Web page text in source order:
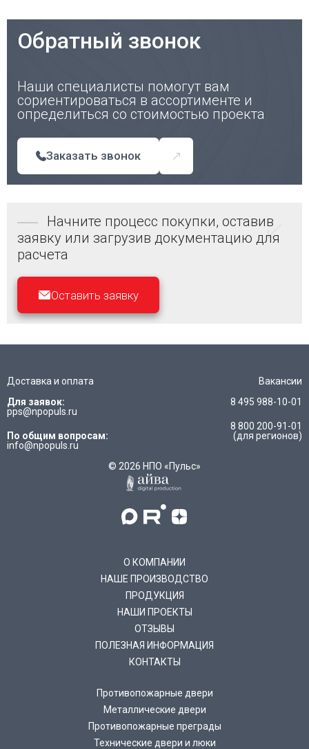
Обратный звонок
Наши специалисты помогут вам
сориентироваться в ассортименте и
определиться со стоимостью проекта
Заказать звонок
Начните процесс покупки, оставив
заявку или загрузив документацию для
расчета
Оставить заявку
Доставка и оплата
Вакансии
Для заявок:
pps@npopuls.ru
По общим вопросам:
info@npopuls.ru
8 495 988-10-01
8 800 200-91-01
(для регионов)
© 2026 НПО «Пульс»
О КОМПАНИИ
НАШЕ ПРОИЗВОДСТВО
ПРОДУКЦИЯ
НАШИ ПРОЕКТЫ
ОТЗЫВЫ
ПОЛЕЗНАЯ ИНФОРМАЦИЯ
КОНТАКТЫ
Противопожарные двери
Металлические двери
Противопожарные преграды
Технические двери и люки